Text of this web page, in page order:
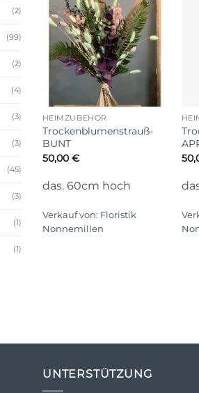
(2)
(99)
(2)
(4)
(3)
(3)
(45)
(3)
(1)
(1)
HEIMZUBEHÖR
Trockenblumenstrauß-
BUNT
50,00€
das. 60cm hoch
Verkauf von: Floristik
Nonnemillen
UNTERSTÜTZUNG